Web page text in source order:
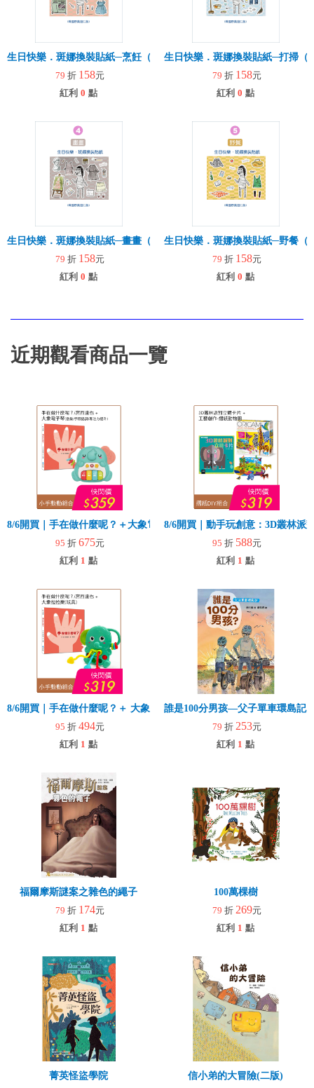
生日快樂．斑娜換裝貼紙─烹飪（韓國原裝進口版）一款
79 折 158元
紅利 0 點
生日快樂．斑娜換裝貼紙─打掃（
79 折 158元
紅利 0 點
生日快樂．斑娜換裝貼紙─畫畫（韓國原裝進口版）ㄧ款
79 折 158元
紅利 0 點
生日快樂．斑娜換裝貼紙─野餐（
79 折 158元
紅利 0 點
近期觀看商品一覽
8/6開買｜手在做什麼呢？＋大象電子琴
95 折 675元
紅利 1 點
8/6開買｜動手玩創意：3D叢林派
95 折 588元
紅利 1 點
8/6開買｜手在做什麼呢？＋ 大象拉拉樂(玩具)
95 折 494元
紅利 1 點
誰是100分男孩—父子單車環島記
79 折 253元
紅利 1 點
福爾摩斯謎案之雜色的繩子
79 折 174元
紅利 1 點
100萬棵樹
79 折 269元
紅利 1 點
菁英怪盜學院 信小弟的大冒險(二版)